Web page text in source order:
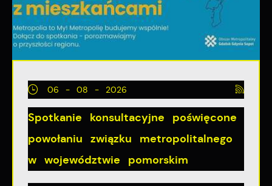
06 - 08 - 2026
Spotkanie konsultacyjne poświęcone
powołaniu związku metropolitalnego
w województwie pomorskim